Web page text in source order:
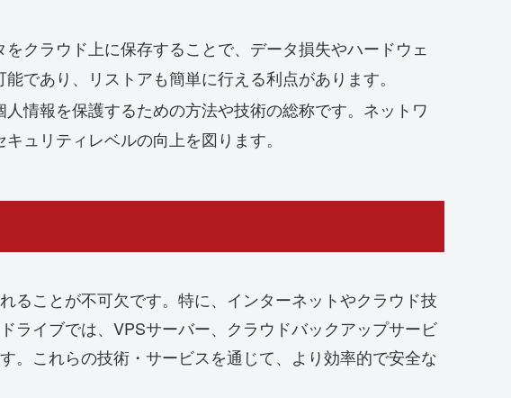
クラウド上に保存することで、データ損失やハードウェ
であり、リストアも簡単に行える利点があります。
情報を保護するための方法や技術の総称です。ネットワ
ュリティレベルの向上を図ります。
ることが不可欠です。特に、インターネットやクラウド技
ライブでは、VPSサーバー、クラウドバックアップサービ
。これらの技術・サービスを通じて、より効率的で安全な